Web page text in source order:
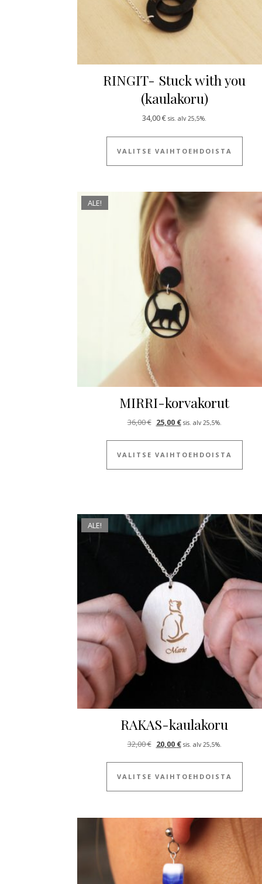
RINGIT- Stuck with you
(kaulakoru)
34,00€ sis. alv 25,5%.
VALITSE VAIHTOEHDOISTA
ALE!
MIRRI-korvakorut
36,00€ Alkuperäinen hinta oli: 36,00 €.
25,00 €Nykyinen hinta on:
sis. alv 25,5%.
VALITSE VAIHTOEHDOISTA
ALE!
RAKAS-kaulakoru
32,00€ Alkuperäinen hinta oli: 32,00 €.
20,00 €Nykyinen hinta on:
sis. alv 25,5%.
VALITSE VAIHTOEHDOISTA